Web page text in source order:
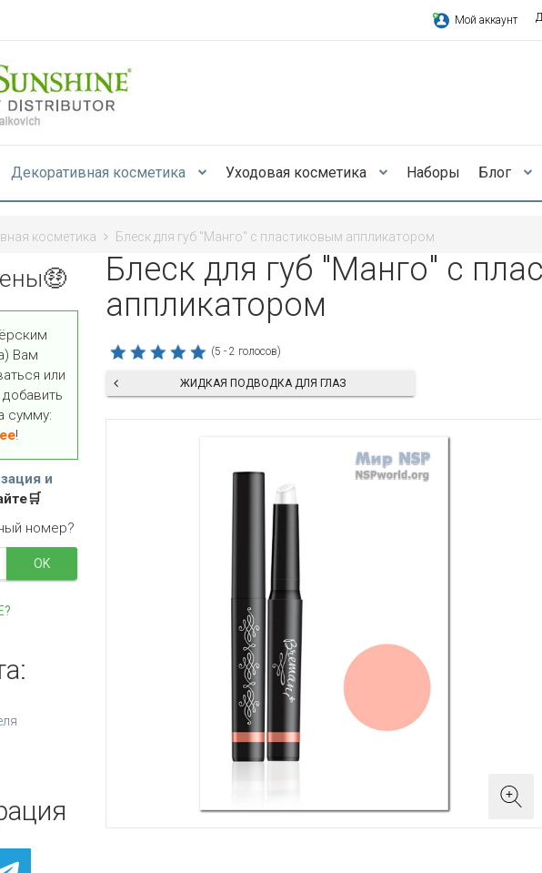
Мой аккаунт
Декоративная косметика Уходовая косметика Наборы Блог
косметика Блеск для губ "Манго" с пластиковым аппликатором
Блеск для губ "Манго" с
аппликатором
(5 - 2 голосов)
ЖИДКАЯ ПОДВОДКА ДЛЯ ГЛАЗ
Вам
или
сумму:
!
и
номер?
OK